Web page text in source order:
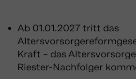
Ab 01.01.2027 tritt das
Kraft – das
Riester-Nachfolger